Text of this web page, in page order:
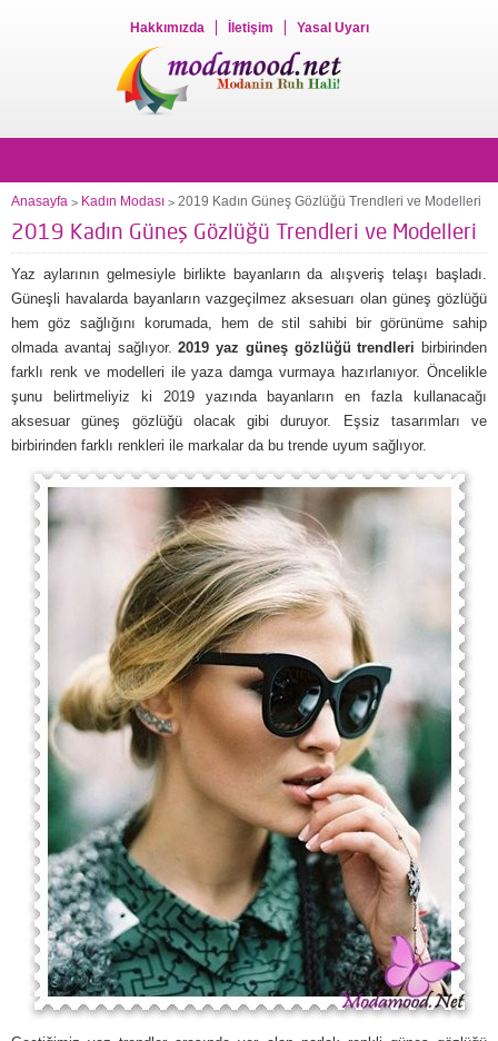
Hakkımızda İletişim Yasal Uyarı
Anasayfa > Kadın Modası > 2019 Kadın Güneş Gözlüğü Trendleri ve Modelleri
2019 Kadın Güneş Gözlüğü Trendleri ve Modelleri
Yaz aylarının gelmesiyle birlikte bayanların da alışveriş telaşı başladı.
Güneşli havalarda bayanların vazgeçilmez aksesuarı olan güneş gözlüğü
hem göz sağlığını korumada, hem de stil sahibi bir görünüme sahip
olmada avantaj sağlıyor.2019 yaz güneş gözlüğü trendleri birbirinden
farklı renk ve modelleri ile yaza damga vurmaya hazırlanıyor. Öncelikle
şunu belirtmeliyiz ki 2019 yazında bayanların en fazla kullanacağı
aksesuar güneş gözlüğü olacak gibi duruyor. Eşsiz tasarımları ve
birbirinden farklı renkleri ile markalar da bu trende uyum sağlıyor.